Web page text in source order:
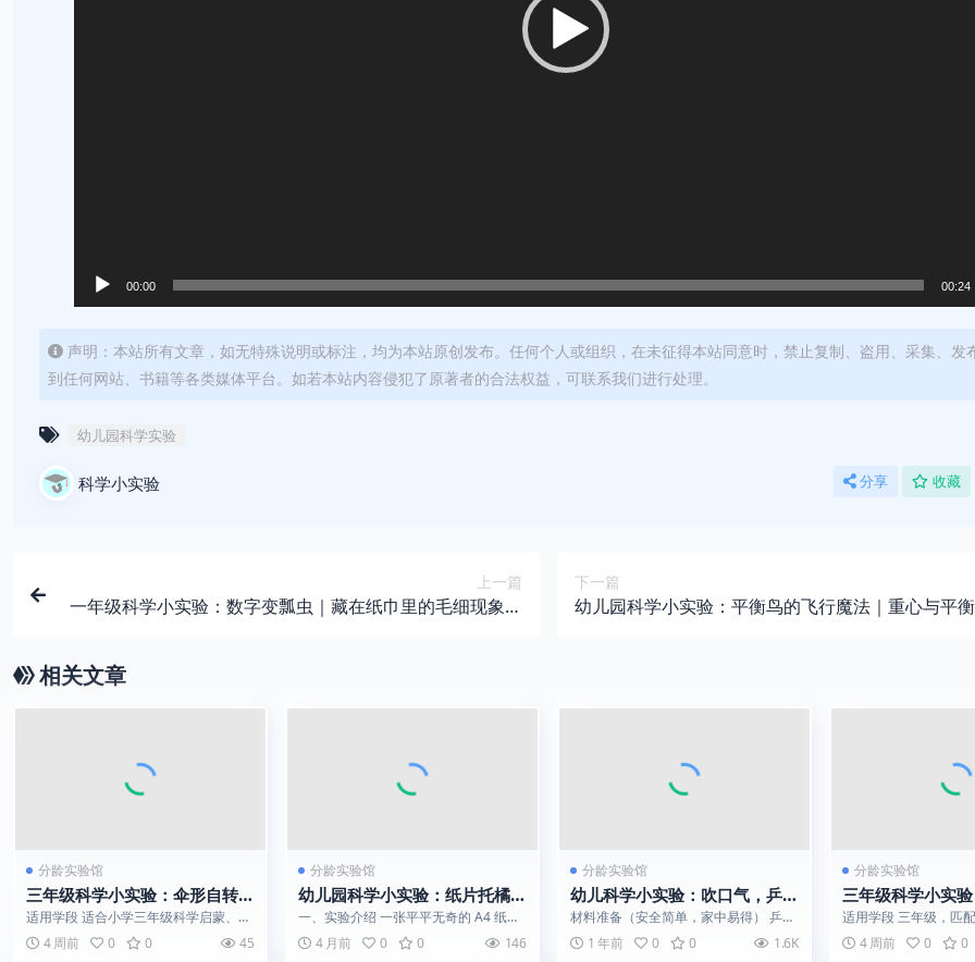
00:00 00:24
声明：本站所有文章，如无特殊说明或标注，均为本站原创发布。任何个人或组织，在未征得本站同意时，禁止复制、盗用、采集、发
到任何网站、书籍等各类媒体平台。如若本站内容侵犯了原著者的合法权益，可联系我们进行处理。
幼儿园科学实验
科学小实验 分享 收藏
上一篇
一年级科学小实验：数字变瓢虫｜藏在纸巾里的毛细现象魔
下一篇
幼儿园科学小实验：平衡鸟的飞行魔法｜重心与平
相关文章
分龄实验馆
三年级科学小实验：伞形自转电
磁小马达
适用学段 适合小学三年级科学启蒙、中
小学物理入门，可用于居家亲子科普、
课堂展示、...
4 周前 0 0 45
分龄实验馆
幼儿园科学小实验：纸片托橘子
| 揭开结构与承重力的秘密
一、实验介绍 一张平平无奇的 A4 纸，
能托住一个沉甸甸的橘子吗？ 答案是：
当然...4 月前 0 0 146
分龄实验馆
幼儿科学小实验：吹口气，乒乓
球“过河”！| 不用手，让它自己
跳进另一个杯子
材料准备（安全简单，家中易得） 乒乓
球1个（轻便易操作） 两个相同高度的
杯子（纸...
1 年前 0 0 1.6K
分龄实验馆
三年级科学小实
电机｜水能能量
适用学段 三年级，匹
水力发电知识点，可用
业、课堂展示...
4 周前 0 0